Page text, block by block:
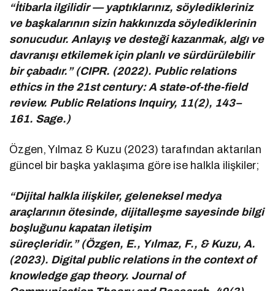
“İtibarla ilgilidir — yaptıklarınız, söyledikleriniz
ve başkalarının sizin hakkınızda söylediklerinin
sonucudur. Anlayış ve desteği kazanmak, algı ve
davranışı etkilemek için planlı ve sürdürülebilir
bir çabadır.” (CIPR. (2022). Public relations
ethics in the 21st century: A state-of-the-field
review. Public Relations Inquiry, 11(2), 143–
161. Sage.)
Özgen, Yılmaz & Kuzu (2023) tarafından aktarılan
güncel bir başka yaklaşıma göre ise halkla ilişkiler;
“Dijital halkla ilişkiler, geleneksel medya
araçlarının ötesinde, dijitalleşme sayesinde bilgi
boşluğunu kapatan iletişim
süreçleridir.” (Özgen, E., Yılmaz, F., & Kuzu, A.
(2023). Digital public relations in the context of
knowledge gap theory. Journal of